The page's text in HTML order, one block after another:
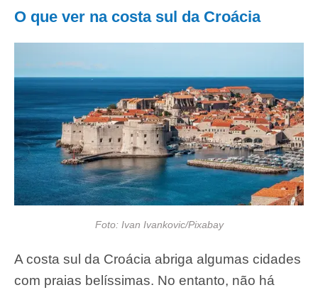
O que ver na costa sul da Croácia
Foto: Ivan Ivankovic/Pixabay
A costa sul da Croácia abriga algumas cidades
com praias belíssimas. No entanto, não há